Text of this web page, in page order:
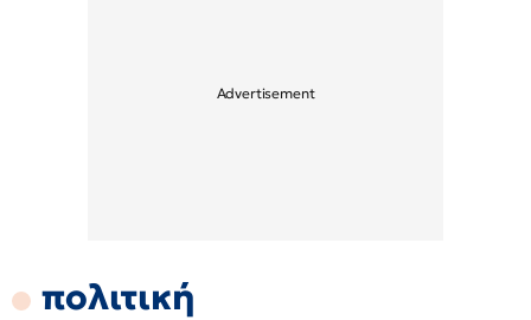
πολιτική